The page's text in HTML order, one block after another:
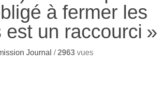
à fermer les
est un raccourci »
Journal /2963 vues